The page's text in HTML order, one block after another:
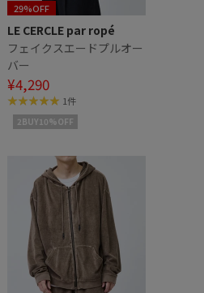
29%OFF
LE CERCLE par ropé
フェイクスエードプルオー
バー
¥4,290
1件
2BUY10%OFF